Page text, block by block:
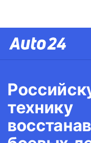
технику